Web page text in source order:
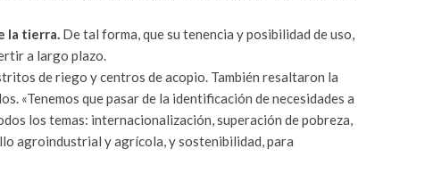
la tierra. De tal forma, que su tenencia y posibilidad de uso,
a largo plazo.
de riego y centros de acopio. También resaltaron la
«Tenemos que pasar de la identificación de necesidades a
los temas: internacionalización, superación de pobreza,
agroindustrial y agrícola, y sostenibilidad, para